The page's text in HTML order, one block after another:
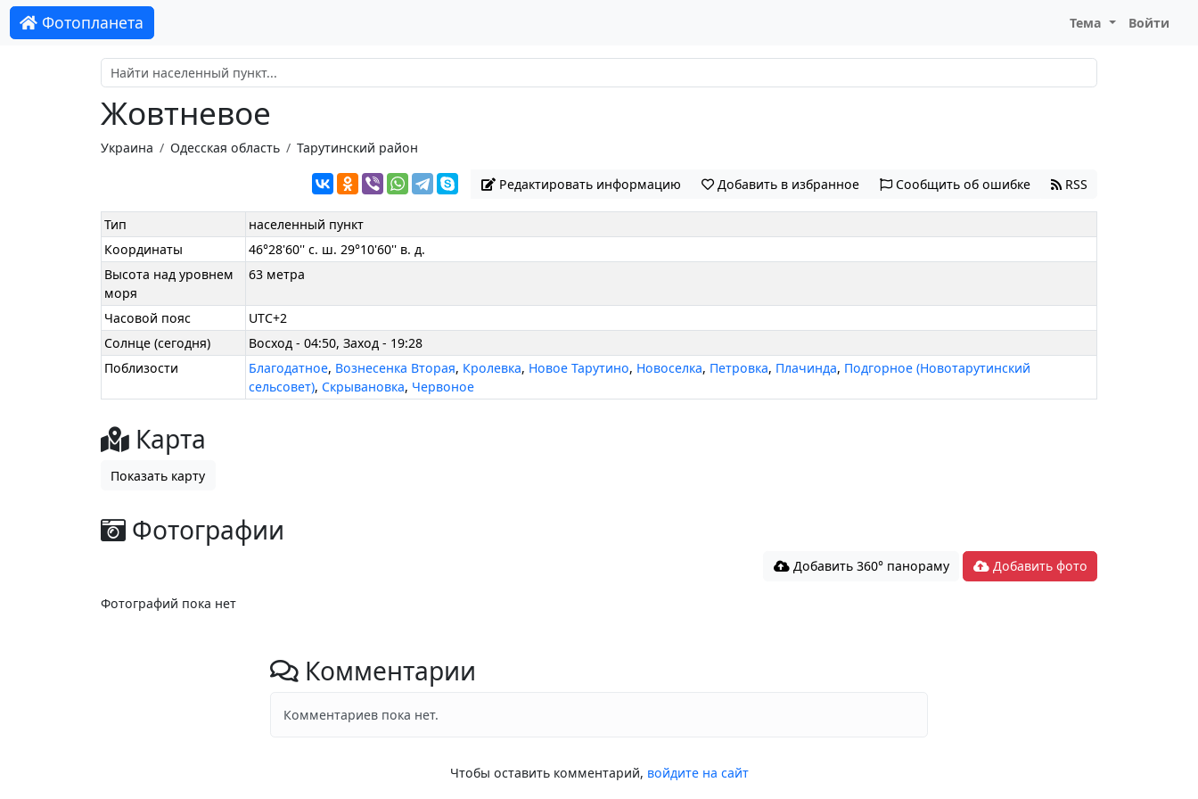
Фотопланета Тема Войти
Жовтневое
Украина Одесская область Тарутинский район
Редактировать информацию Добавить в избранное Сообщить об ошибке RSS
Тип
населенный пункт
Координаты
46°28'60'' с. ш. 29°10'60'' в. д.
Высота над уровнем
моря
63 метра
Часовой пояс
UTC+2
Солнце (сегодня)
Восход - 04:50, Заход - 19:28
Поблизости
Благодатное, Вознесенка Вторая, Кролевка, Новое Тарутино, Новоселка, Петровка, Плачинда, Подгорное (Новотарутинский
сельсовет), Скрывановка, Червоное
Карта
Показать карту
Фотографии
Добавить 360° панораму Добавить фото
Фотографий пока нет
Комментарии
Комментариев пока нет.
Чтобы оставить комментарий, войдите на сайт